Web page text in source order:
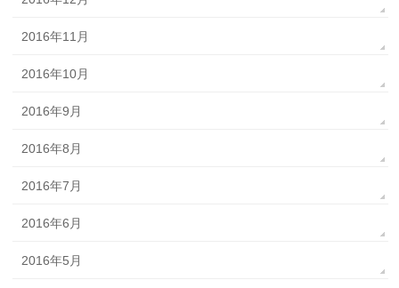
2016年11月
2016年10月
2016年9月
2016年8月
2016年7月
2016年6月
2016年5月